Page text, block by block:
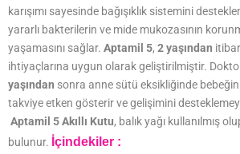
karışımı sayesinde bağışıklık sistemini
yararlı bakterilerin ve mide mukozasının
yaşamasını sağlar. Aptamil 5, 2 yaşından
ihtiyaçlarına uygun olarak geliştirilmiştir.
yaşından sonra anne sütü eksikliğinde
takviye etken gösterir ve gelişimini
Aptamil 5 Akıllı Kutu, balık yağı kullanılmış
bulunur. İçindekiler :